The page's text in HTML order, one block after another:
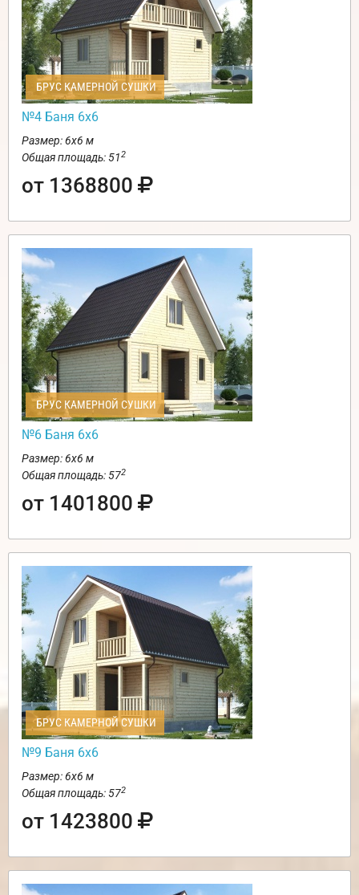
БРУС КАМЕРНОЙ СУШКИ
№4 Баня 6х6
Размер: 6х6 м
Общая площадь: 512
от 1368800
БРУС КАМЕРНОЙ СУШКИ
№6 Баня 6х6
Размер: 6х6 м
Общая площадь: 572
от 1401800
БРУС КАМЕРНОЙ СУШКИ
№9 Баня 6х6
Размер: 6х6 м
Общая площадь: 572
от 1423800